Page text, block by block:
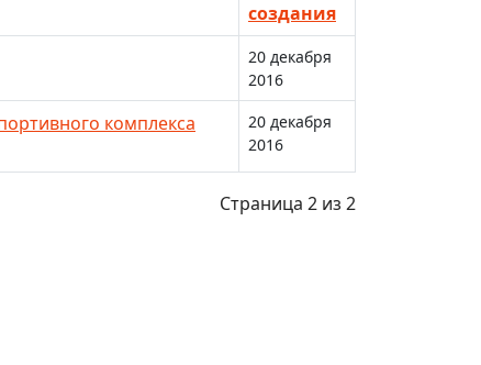
создания
20 декабря
2016
комплекса
20 декабря
2016
Страница 2 из 2